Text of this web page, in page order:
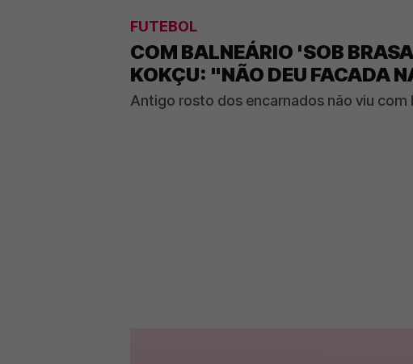
FUTEBOL
COM BALNEÁRIO 'SOB
KOKÇU: "NÃO DEU FACADA
Antigo rosto dos encarnados não viu